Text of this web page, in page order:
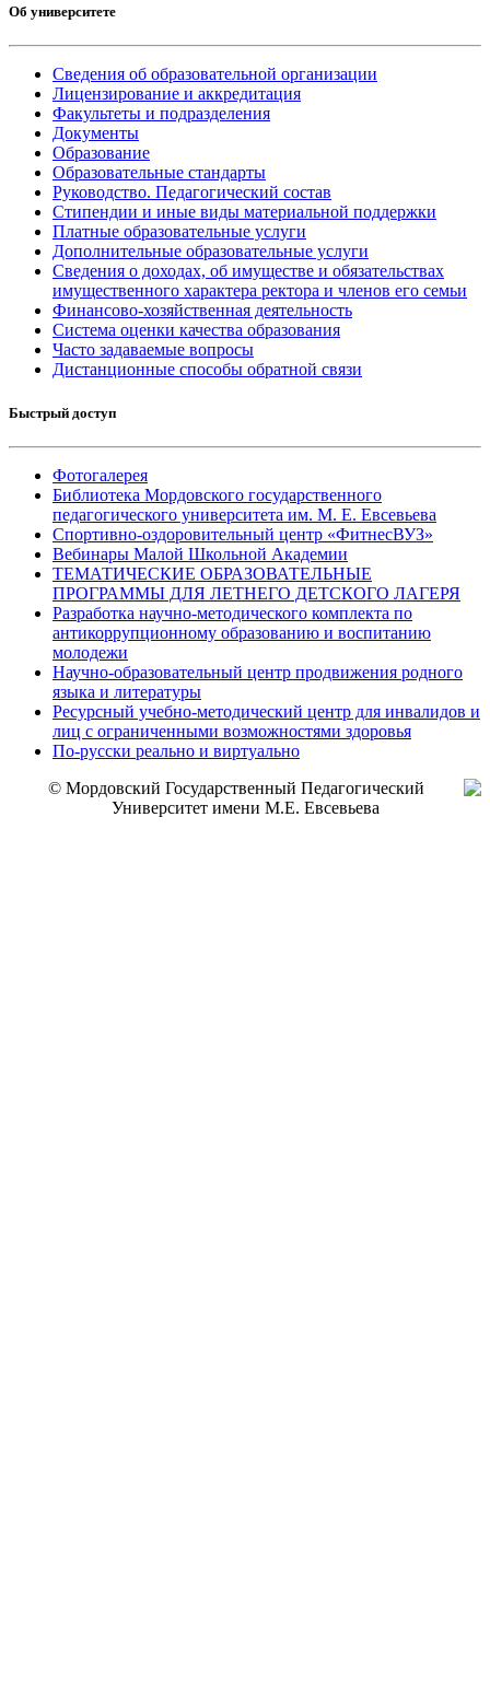
Об университете
Сведения об образовательной организации
Лицензирование и аккредитация
Факультеты и подразделения
Документы
Образование
Образовательные стандарты
Руководство. Педагогический состав
Стипендии и иные виды материальной поддержки
Платные образовательные услуги
Дополнительные образовательные услуги
Сведения о доходах, об имуществе и обязательствах
имущественного характера ректора и членов его семьи
Финансово-хозяйственная деятельность
Система оценки качества образования
Часто задаваемые вопросы
Дистанционные способы обратной связи
Быстрый доступ
Фотогалерея
Библиотека Мордовского государственного
педагогического университета им. М. Е. Евсевьева
Спортивно-оздоровительный центр «ФитнесВУЗ»
Вебинары Малой Школьной Академии
ТЕМАТИЧЕСКИЕ ОБРАЗОВАТЕЛЬНЫЕ
ПРОГРАММЫ ДЛЯ ЛЕТНЕГО ДЕТСКОГО ЛАГЕРЯ
Разработка научно-методического комплекта по
антикоррупционному образованию и воспитанию
молодежи
Научно-образовательный центр продвижения родного
языка и литературы
Ресурсный учебно-методический центр для инвалидов и
лиц с ограниченными возможностями здоровья
По-русски реально и виртуально
© Мордовский Государственный Педагогический
Университет имени М.Е. Евсевьева